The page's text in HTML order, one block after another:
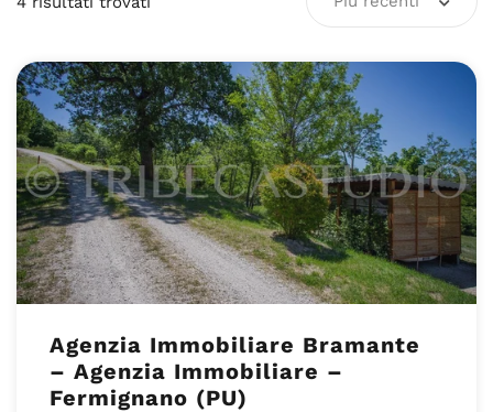
Agenzia Immobiliare Bramante
– Agenzia Immobiliare –
Fermignano (PU)